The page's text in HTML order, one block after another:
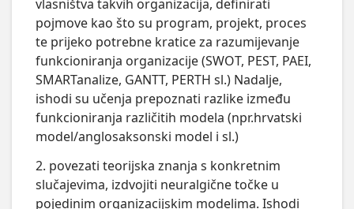
vlasništva takvih organizacija, definirati
pojmove kao što su program, projekt, proces
te prijeko potrebne kratice za razumijevanje
funkcioniranja organizacije (SWOT, PEST, PAEI,
SMARTanalize, GANTT, PERTH sl.) Nadalje,
ishodi su učenja prepoznati razlike između
funkcioniranja različitih modela (npr.hrvatski
model/anglosaksonski model i sl.)
2. povezati teorijska znanja s konkretnim
slučajevima, izdvojiti neuralgične točke u
pojedinim organizacijskim modelima. Ishodi